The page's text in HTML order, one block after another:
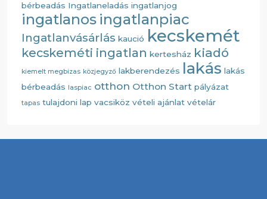
bérbeadás Ingatlaneladás ingatlanjog
ingatlanos ingatlanpiac
Ingatlanvásárlás kaució kecskemét
kecskeméti ingatlan kertesház kiadó
kiemelt megbizas közjegyző lakberendezés lakás lakás
bérbeadás
laspiac otthon Otthon Start pályázat
tapas tulajdoni lap vacsiköz vételi ajánlat vételár